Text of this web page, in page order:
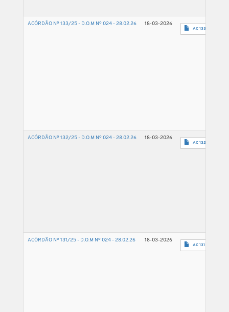
ACÓRDÃO Nº 133/25 - D.O.M Nº 024 - 28.02.26 18-03-2026
AC 133 2025 -
ACÓRDÃO Nº 132/25 - D.O.M Nº 024 - 28.02.26 18-03-2026
AC 132 2025 -
ACÓRDÃO Nº 131/25 - D.O.M Nº 024 - 28.02.26 18-03-2026
AC 131 2025 -